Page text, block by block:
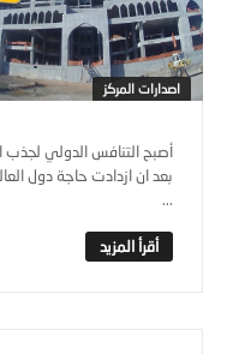
اصدارات المركز
أصبح التنافس الدولي لجذب
بعد ان ازدادت حاجة دول
...